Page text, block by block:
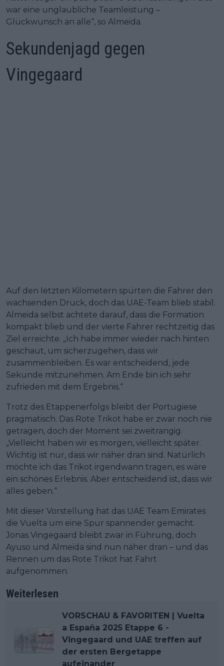
war eine unglaubliche Teamleistung –
Glückwunsch an alle“, so Almeida.
Sekundenjagd gegen
Vingegaard
Auf den letzten Kilometern spürten die Fahrer den
wachsenden Druck, doch das UAE-Team blieb stabil.
Almeida selbst achtete darauf, dass die Formation
kompakt blieb und der vierte Fahrer rechtzeitig das
Ziel erreichte. „Ich habe immer wieder nach hinten
geschaut, um sicherzugehen, dass wir
zusammenbleiben. Es war entscheidend, jede
Sekunde mitzunehmen. Am Ende bin ich sehr
zufrieden mit dem Ergebnis.“
Trotz des Etappenerfolgs bleibt der Portugiese
pragmatisch. Das Rote Trikot habe er zwar noch nie
getragen, doch der Moment sei zweitrangig.
„Vielleicht haben wir es morgen, vielleicht später.
Wichtig ist nur, dass wir näher dran sind. Natürlich
möchte ich das Trikot irgendwann tragen, es wäre
ein schönes Erlebnis. Aber entscheidend ist, dass wir
alles geben.“
Mit dieser Vorstellung hat das UAE Team Emirates
die Vuelta um eine Spur spannender gemacht.
Jonas Vingegaard bleibt zwar in Führung, doch
Ayuso und Almeida sind nun näher dran – und das
Rennen um das Rote Trikot hat Fahrt
aufgenommen.
Weiterlesen
VORSCHAU & FAVORITEN | Vuelta
a España 2025 Etappe 6 -
Vingegaard und UAE treffen auf
der ersten Bergetappe
aufeinander